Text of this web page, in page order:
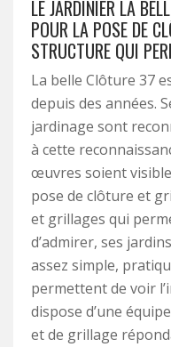
LE JARDINIER LA
POUR LA POSE DE
STRUCTURE QUI
La belle Clôture 37
depuis des années.
jardinage sont
à cette
œuvres soient
pose de clôture et
et grillages qui
d’admirer, ses
assez simple,
permettent de voir
dispose d’une
et de grillage